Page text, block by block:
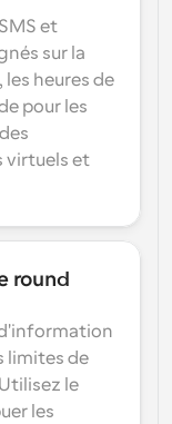
et
sur la
heures de
pour les
virtuels et
round
limites de
le
les